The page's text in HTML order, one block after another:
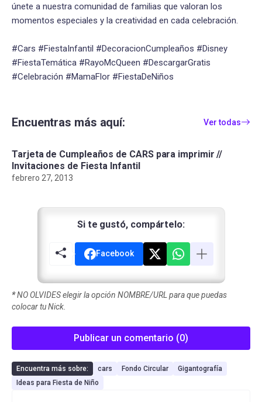
únete a nuestra comunidad de familias que valoran los
momentos especiales y la creatividad en cada celebración.
#Cars #FiestaInfantil #DecoracionCumpleaños #Disney
#FiestaTemática #RayoMcQueen #DescargarGratis
#Celebración #MamaFlor #FiestaDeNiños
Encuentras más aquí: Ver todas
Tarjeta de Cumpleaños de CARS para imprimir //
Invitaciones de Fiesta Infantil
febrero 27, 2013
Si te gustó, compártelo:
Facebook
*NO OLVIDES elegir la opción NOMBRE/URL para que puedas
colocar tu Nick.
Publicar un comentario (0)
Encuentra más sobre: cars Fondo Circular
Gigantografía
Ideas para Fiesta de Niño